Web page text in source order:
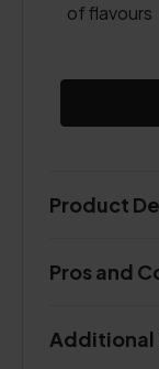
of flavours
Product
Pros and
Additional